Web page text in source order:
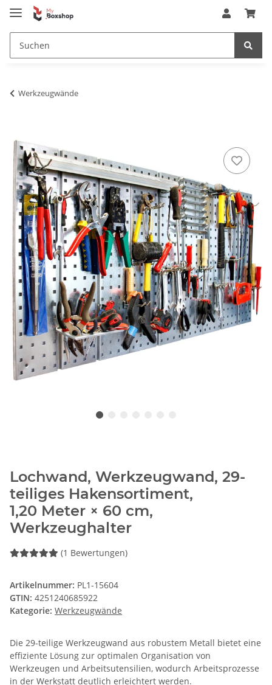
Werkzeugwände
Lochwand, Werkzeugwand, 29-
teiliges Hakensortiment,
1,20 Meter × 60 cm,
Werkzeughalter
(1 Bewertungen)
Artikelnummer: PL1-15604
GTIN: 4251240685922
Kategorie: Werkzeugwände
Die 29-teilige Werkzeugwand aus robustem Metall bietet eine
effiziente Lösung zur optimalen Organisation von
Werkzeugen und Arbeitsutensilien, wodurch Arbeitsprozesse
in der Werkstatt deutlich erleichtert werden.